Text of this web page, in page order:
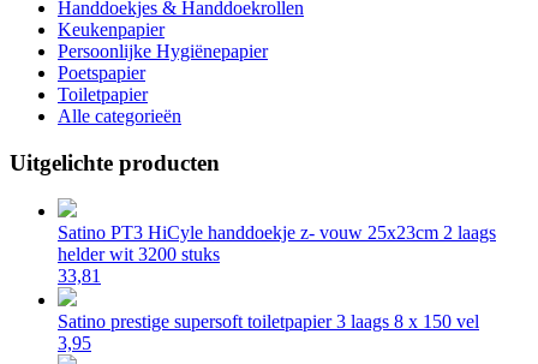
Handdoekjes & Handdoekrollen
Keukenpapier
Persoonlijke Hygiënepapier
Poetspapier
Toiletpapier
Alle categorieën
Uitgelichte producten
Satino PT3 HiCyle handdoekje z- vouw 25x23cm 2 laags
helder wit 3200 stuks
33,81
Satino prestige supersoft toiletpapier 3 laags 8 x 150 vel
3,95